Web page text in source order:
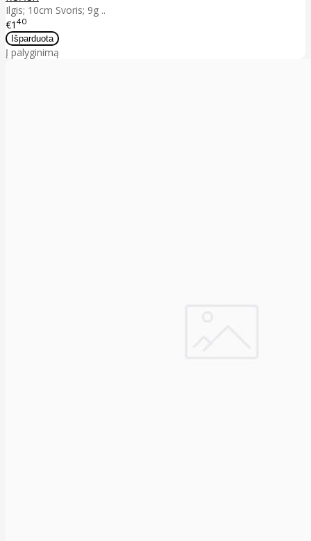
Ilgis; 10cm Svoris; 9g ..
€1 40
Į palyginimą